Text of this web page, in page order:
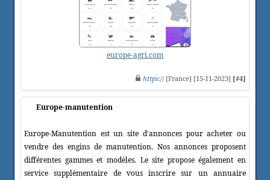
europe-agri.com
https:// [France] [15-11-2023] [#4]
Europe-manutention
Europe-Manutention est un site d'annonces pour acheter ou
vendre des engins de manutention. Nos annonces proposent
différentes gammes et modèles. Le site propose également en
service supplémentaire de vous inscrire sur un annuaire